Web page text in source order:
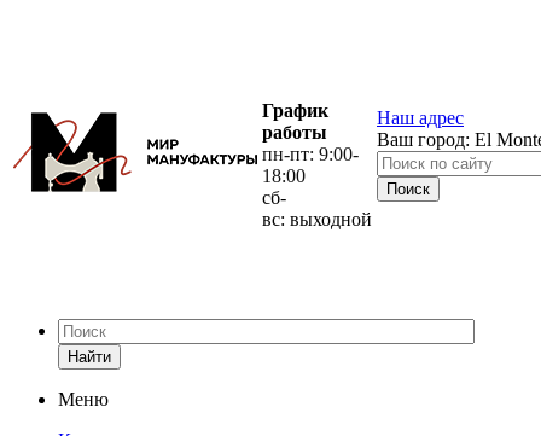
График
работы
пн-пт: 9:00-
18:00
сб-
вс: выходной
Наш адрес
Ваш город: El
Найти
Меню